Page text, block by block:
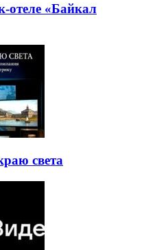
отеле «Байкал
света